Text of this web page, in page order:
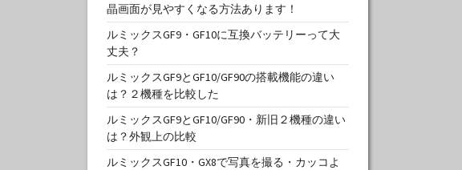
晶画面が見やすくなる方法あります！
ルミックスGF9・GF10に互換バッテリーって大
丈夫？
ルミックスGF9とGF10/GF90の搭載機能の違い
は？２機種を比較した
ルミックスGF9とGF10/GF90・新旧２機種の違い
は？外観上の比較
ルミックスGF10・GX8で写真を撮る・カッコよ